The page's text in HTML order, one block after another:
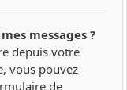
messages ?
depuis votre
vous pouvez
de